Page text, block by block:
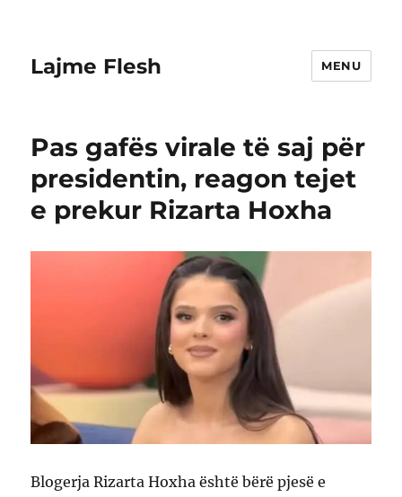
Lajme Flesh MENU
Pas gafës virale të saj për
presidentin, reagon tejet
e prekur Rizarta Hoxha
Blogerja Rizarta Hoxha është bërë pjesë e